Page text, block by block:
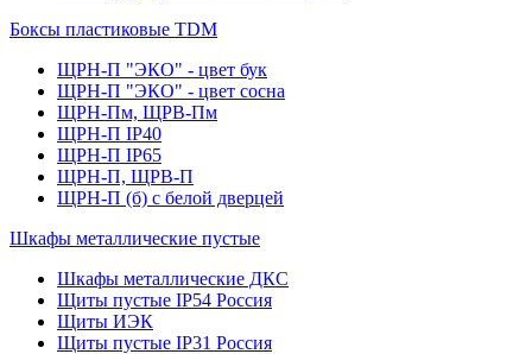
Боксы пластиковые TDM
ЩРН-П "ЭКО" - цвет бук
ЩРН-П "ЭКО" - цвет сосна
ЩРН-Пм, ЩРВ-Пм
ЩРН-П IP40
ЩРН-П IP65
ЩРН-П, ЩРВ-П
ЩРН-П (б) с белой дверцей
Шкафы металлические пустые
Шкафы металлические ДКС
Щиты пустые IP54 Россия
Щиты ИЭК
Щиты пустые IP31 Россия